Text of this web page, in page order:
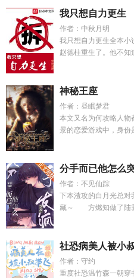
我只想自力更生
作者：中秋月明
我只想自力更生全本小
赵德柱重生了。他不知
神秘王座
作者：昼眠梦君
本文又名为何攻略人物
景的恋爱游戏中，身份
分手而已他怎么
作者：不见仙踪
下本渣攻的白月光总对
藏～ 方燃知做了陆霁
社恐病美人被小
作者：守约
重度社恐温竹森一朝穿